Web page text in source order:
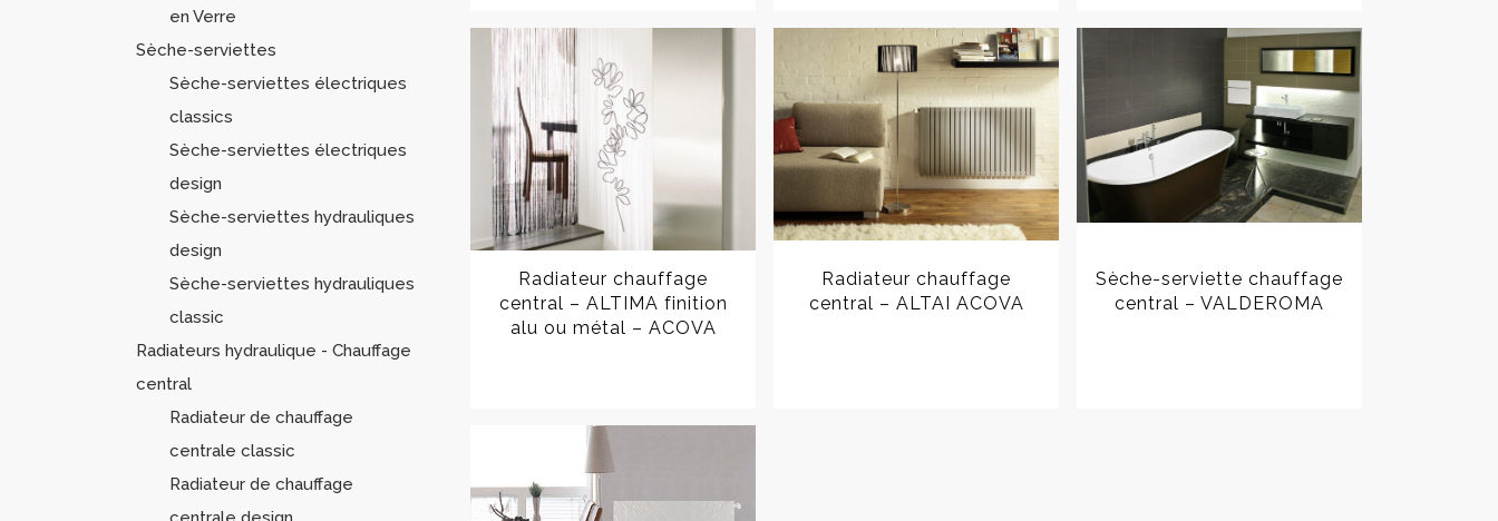
en Verre
Sèche-serviettes
Sèche-serviettes électriques
classics
Sèche-serviettes électriques
design
Sèche-serviettes hydrauliques
design
Sèche-serviettes hydrauliques
classic
Radiateurs hydraulique - Chauffage
central
Radiateur de chauffage
centrale classic
Radiateur de chauffage
Radiateur chauffage
central – ALTIMA finition
alu ou métal – ACOVA
Radiateur chauffage
central – ALTAI ACOVA
Sèche-serviette chauffage
central – VALDEROMA